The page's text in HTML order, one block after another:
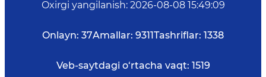
Oxirgi yangilanish: 2026-08-08 15:49:09
Onlayn: 37Amallar: 9311Tashriflar: 1338
Veb-saytdagi o‘rtacha vaqt: 1519